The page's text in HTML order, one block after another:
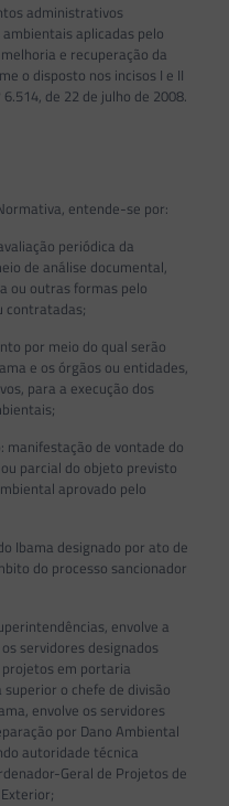
administrativos
aplicadas pelo
e recuperação da
o disposto nos incisos I e II
de 22 de julho de 2008.
entende-se por:
periódica da
de análise documental,
ou outras formas pelo
contratadas;
por meio do qual serão
e os órgãos ou entidades,
para a execução dos
manifestação de vontade do
parcial do objeto previsto
aprovado pelo
Ibama designado por ato de
do processo sancionador
envolve a
servidores designados
em portaria
o chefe de divisão
envolve os servidores
por Dano Ambiental
autoridade técnica
Geral de Projetos de